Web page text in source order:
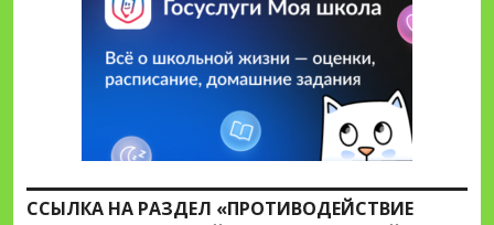
ССЫЛКА НА РАЗДЕЛ «ПРОТИВОДЕЙСТВИЕ